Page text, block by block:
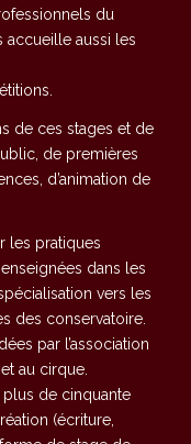
du
accueille aussi les
de ces stages et de
de premières
d’animation de
les pratiques
dans les
vers les
des conservatoire.
par l’association
au cirque.
plus de cinquante
(écriture,